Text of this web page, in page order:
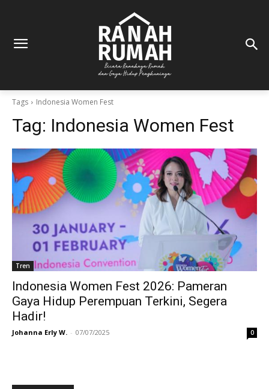
Tags Indonesia Women Fest
Tag: Indonesia Women Fest
Tren
Indonesia Women Fest 2026: Pameran
Gaya Hidup Perempuan Terkini, Segera
Hadir!
Johanna Erly W. - 07/07/2025 0